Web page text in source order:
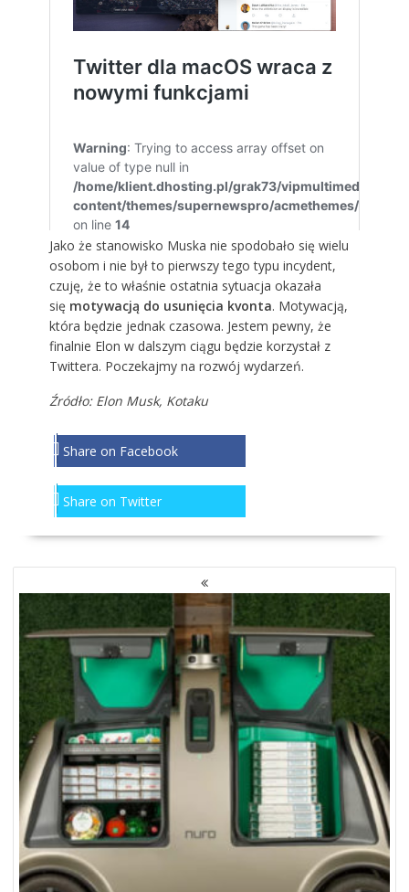
Jako że stanowisko Muska nie spodobało się wielu
osobom i nie był to pierwszy tego typu incydent,
czuję, że to właśnie ostatnia sytuacja okazała
się motywacją do usunięcia kvonta. Motywacją,
która będzie jednak czasowa. Jestem pewny, że
finalnie Elon w dalszym ciągu będzie korzystał z
Twittera. Poczekajmy na rozwój wydarzeń.
Źródło: Elon Musk, Kotaku
Share on Facebook
Share on Twitter
NAWIGACJA
PO
WPISACH